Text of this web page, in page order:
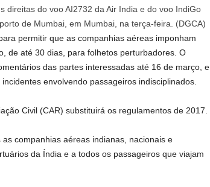
direitas do voo AI2732 da Air India e do voo IndiGo
de Mumbai, em Mumbai, na terça-feira. (DGCA)
permitir que as companhias aéreas imponham
de até 30 dias, para folhetos perturbadores. O
das partes interessadas até 16 de março, e
envolvendo passageiros indisciplinados.
Civil (CAR) substituirá os regulamentos de 2017.
companhias aéreas indianas, nacionais e
da Índia e a todos os passageiros que viajam